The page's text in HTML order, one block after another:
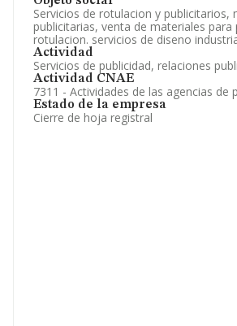
Servicios de rotulacion y publicitarios,
publicitarias, venta de materiales para
rotulacion. servicios de diseno
Actividad
Servicios de publicidad, relaciones
Actividad CNAE
7311 - Actividades de las agencias de
Estado de la empresa
Cierre de hoja registral